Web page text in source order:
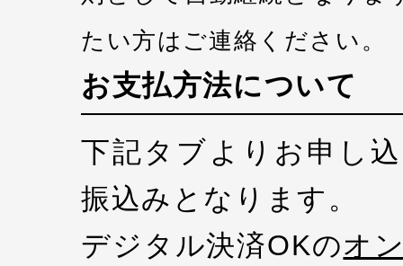
たい方はご連絡ください。
お支払方法について
下記タブよりお申し
振込みとなります。
デジタル決済OKのオ